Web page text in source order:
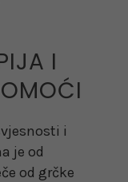
I
i
je od
od grčke